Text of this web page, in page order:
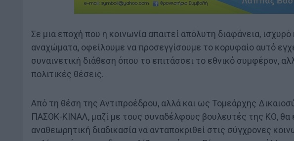
Σε μια εποχή που η κοινωνία απαιτεί απόλυτη διαφάνεια,
αναχώματα, οφείλουμε να προσεγγίσουμε το κορυφαίο αυτό
συναινετική διάθεση όπου το επιτάσσει το εθνικό συμφέρον,
πολιτικές θέσεις.
Από τη θέση της Αντιπροέδρου, αλλά και ως Τομεάρχης
ΠΑΣΟΚ-ΚΙΝΑΛ, μαζί με τους συναδέλφους βουλευτές της ΚΟ,
αναθεωρητική διαδικασία να ανταποκριθεί στις σύγχρονες